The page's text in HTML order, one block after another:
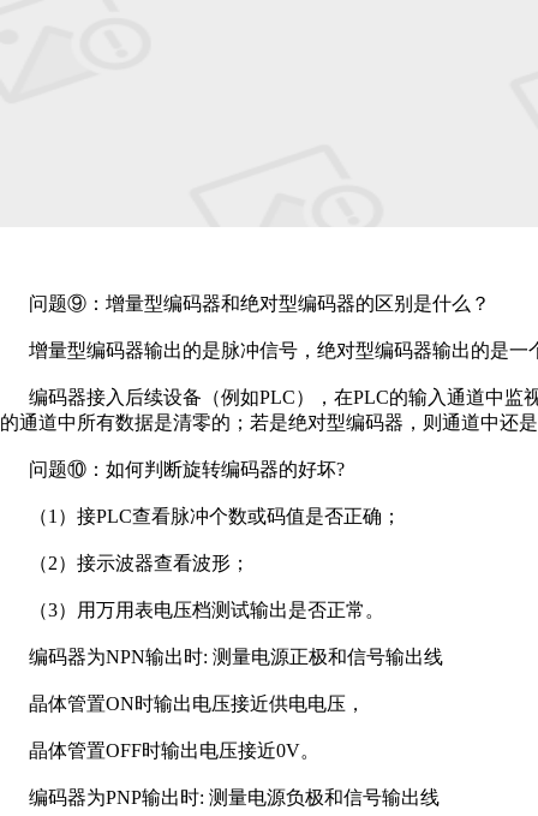
问题⑨：增量型编码器和绝对型编码器的区别是什么？
增量型编码器输出的是脉冲信号，绝对型编码器输出的是一
编码器接入后续设备（例如PLC），在PLC的输入通道中
的通道中所有数据是清零的；若是绝对型编码器，则通道中还
问题⑩：如何判断旋转编码器的好坏?
（1）接PLC查看脉冲个数或码值是否正确；
（2）接示波器查看波形；
（3）用万用表电压档测试输出是否正常。
编码器为NPN输出时: 测量电源正极和信号输出线
晶体管置ON时输出电压接近供电电压，
晶体管置OFF时输出电压接近0V。
编码器为PNP输出时: 测量电源负极和信号输出线